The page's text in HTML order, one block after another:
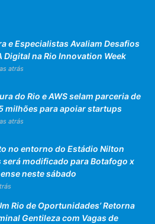
e Especialistas Avaliam Desafios
Digital na Rio Innovation Week
atrás
do Rio e AWS selam parceria de
milhões para apoiar startups
atrás
no entorno do Estádio Nilton
será modificado para Botafogo x
neste sábado
Rio de Oportunidades’ Retorna
Gentileza com Vagas de